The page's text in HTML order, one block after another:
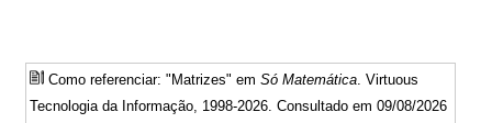
Como referenciar: "Matrizes" emSó Matemática. Virtuous
Tecnologia da Informação, 1998-2026. Consultado em 09/08/2026